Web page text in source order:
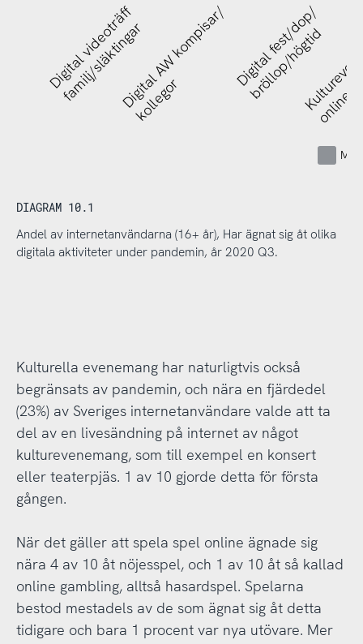
Digital videoträff
familj/släktingarDigital AW kompisar/
kollegor
Digital fest/dop/
bröllop/högtid
online
DIAGRAM 10.1
Andel av internetanvändarna (16+ år), Har ägnat sig åt olika
digitala aktiviteter under pandemin, år 2020 Q3.
Kulturella evenemang har naturligtvis också
begränsats av pandemin, och nära en fjärdedel
(23%) av Sveriges internetanvändare valde att ta
del av en livesändning på internet av något
kulturevenemang, som till exempel en konsert
eller teaterpjäs. 1 av 10 gjorde detta för första
gången.
När det gäller att spela spel online ägnade sig
nära 4 av 10 åt nöjesspel, och 1 av 10 åt så kallad
online gambling, alltså hasardspel. Spelarna
bestod mestadels av de som ägnat sig åt detta
tidigare och bara 1 procent var nya utövare. Mer